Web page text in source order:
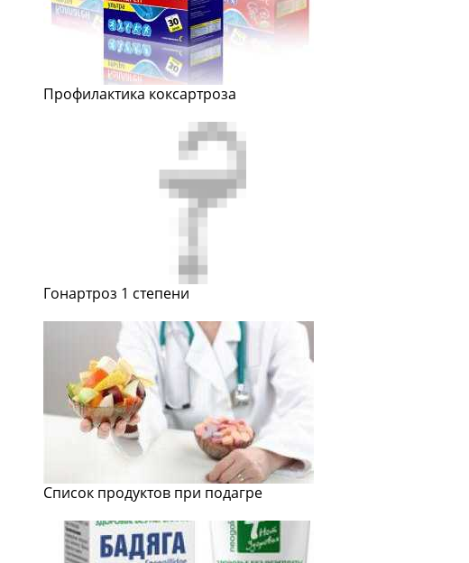
Профилактика коксартроза
Гонартроз 1 степени
Список продуктов при подагре